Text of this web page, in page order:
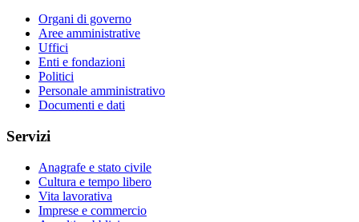
Organi di governo
Aree amministrative
Uffici
Enti e fondazioni
Politici
Personale amministrativo
Documenti e dati
Servizi
Anagrafe e stato civile
Cultura e tempo libero
Vita lavorativa
Imprese e commercio